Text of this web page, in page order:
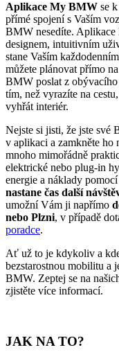
Aplikace My BMW se
přímé spojení s Vaším
BMW nesedíte.
designem, intuitivním
stane Vaším
můžete plánovat přímo
BMW poslat z
tím, než vyrazíte na
vyhřát interiér.
Nejste si jisti, že jste své
v aplikaci a zamkněte
mnoho mimořádně
elektrické nebo plug-in
energie a náklady
nastane čas další
umožní Vám ji napřímo
nebo Plzni, v případě
poradce.
Ať už to je kdykoliv a
bezstarostnou mobilitu a
BMW. Zeptej se na
zjistěte více informací.
JAK NA TO?